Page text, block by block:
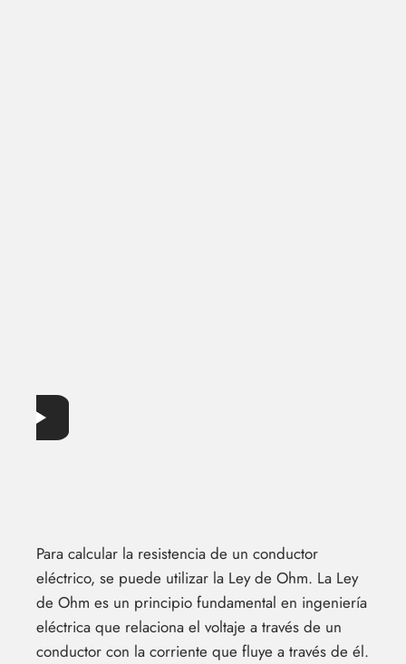
Para calcular la resistencia de un conductor
eléctrico, se puede utilizar la Ley de Ohm. La Ley
de Ohm es un principio fundamental en ingeniería
eléctrica que relaciona el voltaje a través de un
conductor con la corriente que fluye a través de él.